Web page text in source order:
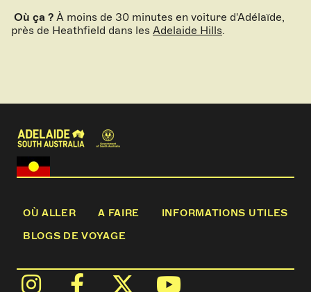
Où ça ? À moins de 30 minutes en voiture d'Adélaïde,
près de Heathfield dans les Adelaide Hills.
OÙ ALLER A FAIRE
INFORMATIONS UTILES
BLOGS DE VOYAGE